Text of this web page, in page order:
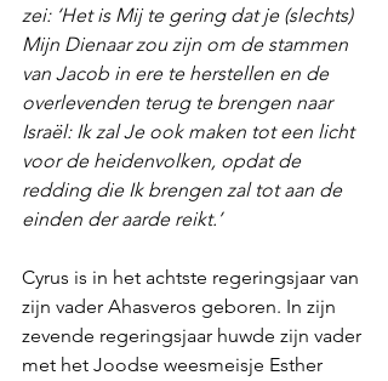
zei: ‘Het is Mij te gering dat je (slechts)
Mijn Dienaar zou zijn om de stammen
van Jacob in ere te herstellen en de
overlevenden terug te brengen naar
Israël: Ik zal Je ook maken tot een licht
voor de heidenvolken, opdat de
redding die Ik brengen zal tot aan de
einden der aarde reikt.’
Cyrus is in het achtste regeringsjaar van
zijn vader Ahasveros geboren. In zijn
zevende regeringsjaar huwde zijn vader
met het Joodse weesmeisje Esther